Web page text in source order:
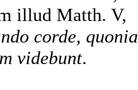
illud Matth. V,
corde,
videbunt.